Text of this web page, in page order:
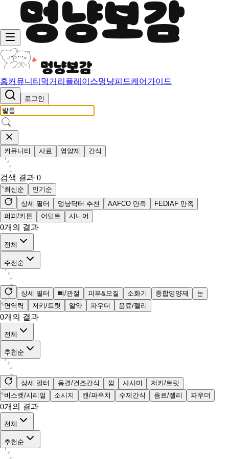
홈커뮤니티 먹거리 플레이스멍냥피드케어가이드
로그인
커뮤니티 사료 영양제 간식
검색 결과 0
최신순
인기순
상세 필터
멍냥닥터 추천 AAFCO 만족
FEDIAF 만족
퍼피/키튼
어덜트 시니어
0개의 결과
전체
추천순
상세 필터 뼈/관절 피부&모질 소화기 종합영양제
눈
면역력
저키/트릿 알약 파우더 음료/젤리
0개의 결과
전체
추천순
상세 필터 동결/건조간식 껌 사사미
저키/트릿
비스켓/시리얼
소시지 캔/파우치 수제간식 음료/젤리 파우더
0개의 결과
전체
추천순